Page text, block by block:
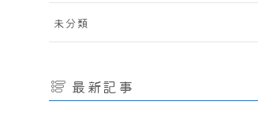
未分類
最新記事